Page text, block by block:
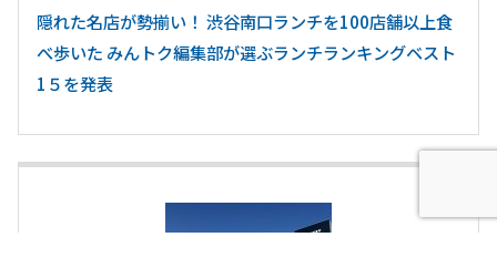
隠れた名店が勢揃い！ 渋谷南口ランチを100店舗以上食
べ歩いた みんトク編集部が選ぶランチランキングベスト
1５を発表